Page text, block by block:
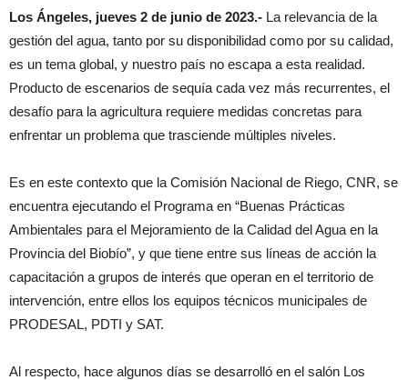
Los Ángeles, jueves 2 de junio de 2023.- La relevancia de la
gestión del agua, tanto por su disponibilidad como por su calidad,
es un tema global, y nuestro país no escapa a esta realidad.
Producto de escenarios de sequía cada vez más recurrentes, el
desafío para la agricultura requiere medidas concretas para
enfrentar un problema que trasciende múltiples niveles.
Es en este contexto que la Comisión Nacional de Riego, CNR, se
encuentra ejecutando el Programa en “Buenas Prácticas
Ambientales para el Mejoramiento de la Calidad del Agua en la
Provincia del Biobío”, y que tiene entre sus líneas de acción la
capacitación a grupos de interés que operan en el territorio de
intervención, entre ellos los equipos técnicos municipales de
PRODESAL, PDTI y SAT.
Al respecto, hace algunos días se desarrolló en el salón Los